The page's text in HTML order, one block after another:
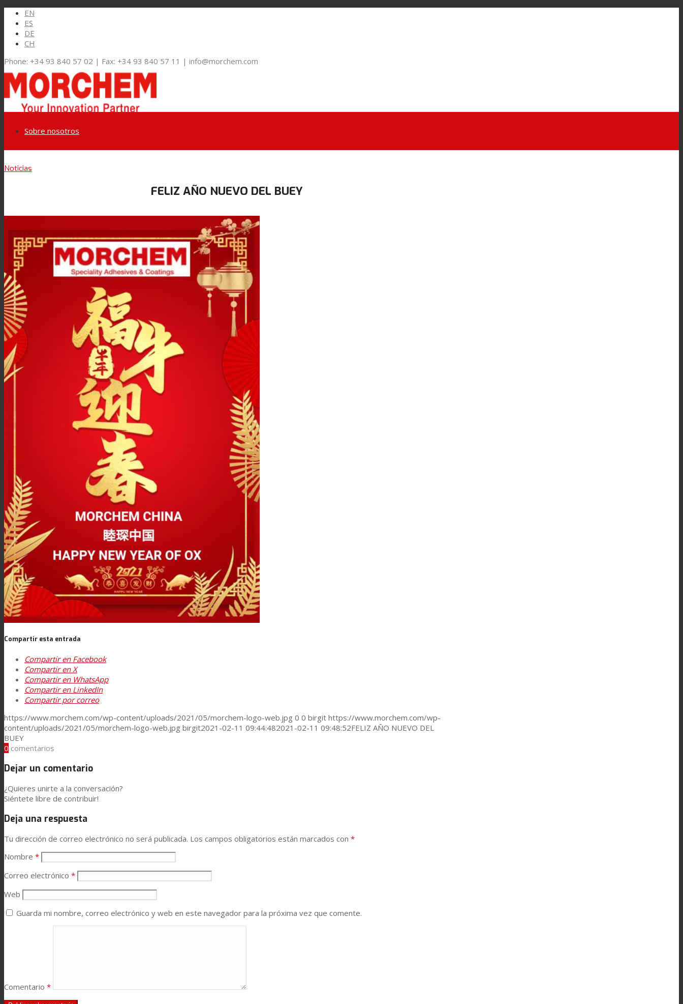
EN
ES
DE
CH
Phone: +34 93 840 57 02 | Fax: +34 93 840 57 11 | info@morchem.com
Link to Mail
Sobre nosotros
Mercados y Soluciones
Laminación de paneles
Laminación técnica
Laminación textil
Resinas de Poliuretano para tintas de impresión
Asistencia Técnica
Prestaciones
Sostenibilidad
Carrera
Certificaciones
Noticias
Menú Menú
Noticias
FELIZ AÑO NUEVO DEL BUEY
Compartir esta entrada
Compartir en Facebook
Compartir en X
Compartir en WhatsApp
Compartir en LinkedIn
Compartir por correo
https://www.morchem.com/wp-content/uploads/2021/05/morchem-logo-web.jpg 0 0 birgit https://www.morchem.com/wp-
content/uploads/2021/05/morchem-logo-web.jpg birgit2021-02-11 09:44:482021-02-11 09:48:52FELIZ AÑO NUEVO DEL
BUEY
0 comentarios
Dejar un comentario
¿Quieres unirte a la conversación?
Siéntete libre de contribuir!
Deja una respuesta
Tu dirección de correo electrónico no será publicada. Los campos obligatorios están marcados con *
Nombre *
Correo electrónico *
Web
Guarda mi nombre, correo electrónico y web en este navegador para la próxima vez que comente.
Comentario *